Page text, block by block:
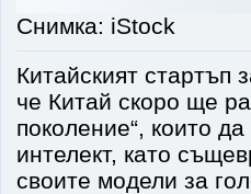
Снимка: iStock
Китайският стартъп
че Китай скоро ще
поколение“, които
интелект, като
своите модели за